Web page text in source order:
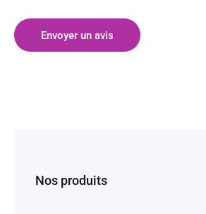
Envoyer un avis
Nos produits